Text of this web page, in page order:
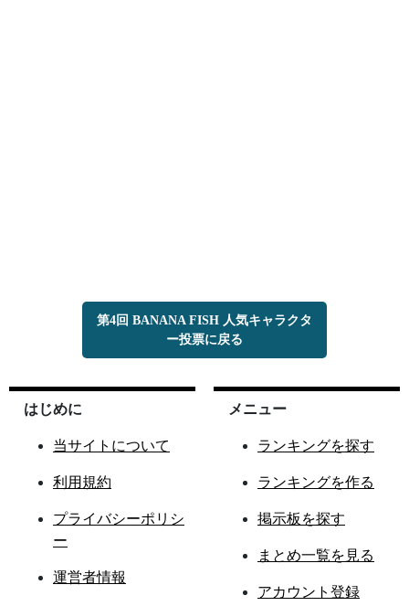
第4回 BANANA FISH 人気キャラクタ
ー投票に戻る
はじめに
当サイトについて
利用規約
プライバシーポリシ
ー
運営者情報
メニュー
ランキングを探す
ランキングを作る
掲示板を探す
まとめ一覧を見る
アカウント登録